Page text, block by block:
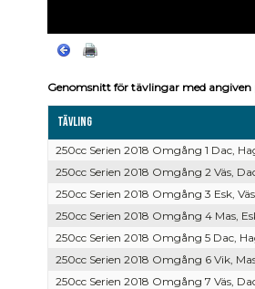
Genomsnitt för tävlingar med angiven
Tävling
250cc Serien 2018 Omgång 1 Dac,
250cc Serien 2018 Omgång 2 Väs,
250cc Serien 2018 Omgång 3 Esk,
250cc Serien 2018 Omgång 4 Mas,
250cc Serien 2018 Omgång 5 Dac,
250cc Serien 2018 Omgång 6 Vik,
250cc Serien 2018 Omgång 7 Väs,